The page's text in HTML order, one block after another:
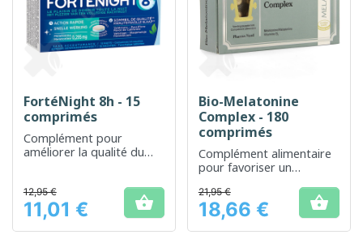
FortéNight 8h - 15
comprimés
Complément pour
améliorer la qualité du
Prix
12,95 €
11,01 € 
Bio-Melatonine
Complex - 180
comprimés
Complément alimentaire
pour favoriser un
réparateur
Prix
21,95 €
18,66 € 